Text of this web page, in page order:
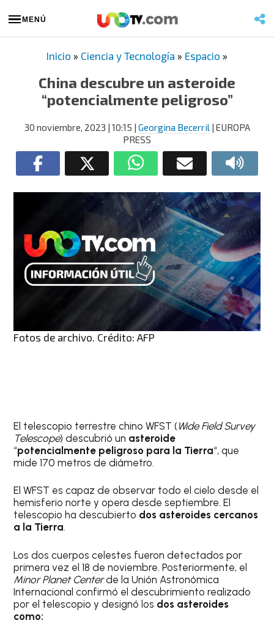
MENÚ
Inicio » Ciencia y Tecnología » Espacio »
China descubre un asteroide
“potencialmente peligroso”
30 noviembre, 2023 | 10:15 | Georgina Becerril| EUROPA
PRESS
Fotos de archivo. Crédito: AFP
El telescopio terrestre chino WFST ( Wide Field Survey
Telescope) descubrió un asteroide
“potencialmente peligroso para la Tierra“, que
mide 170 metros de diámetro.
El WFST es capaz de observar todo el cielo desde el
hemisferio norte y opera desde septiembre. El
telescopio ha descubierto dos asteroides cercanos
a la Tierra.
Los dos cuerpos celestes fueron detectados por
primera vez el 18 de noviembre. Posteriormente, el
Minor Planet Centerde la Unión Astronómica
Internacional confirmó el descubrimiento realizado
por el telescopio y designó los dos asteroides
como: